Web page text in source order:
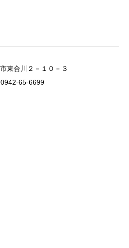
東合川２－１０－３
65-6699